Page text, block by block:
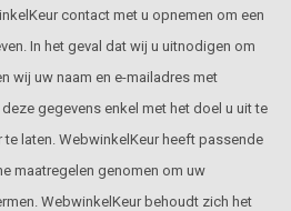
contact met u opnemen om een
In het geval dat wij u uitnodigen om
wij uw naam en e-mailadres met
gegevens enkel met het doel u uit te
laten. WebwinkelKeur heeft passende
maatregelen genomen om uw
WebwinkelKeur behoudt zich het